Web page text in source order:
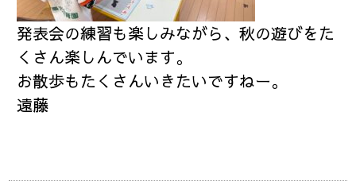
発表会の練習も楽しみながら、秋の遊びをた
くさん楽しんでいます。
お散歩もたくさんいきたいですねー。
遠藤